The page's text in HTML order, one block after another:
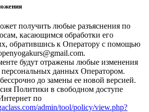
получить любые разъяснения по
касающимся обработки его
обратившись к Оператору с помощью
.
будут отражены любые изменения
данных Оператором.
до замены ее новой версией.
Политики в свободном доступе
по
admin/tool/policy/view.php?